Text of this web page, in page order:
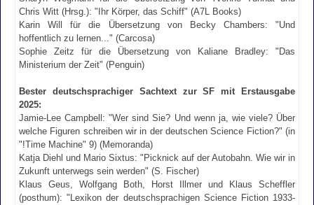
Chris Witt (Hrsg.): "Ihr Körper, das Schiff" (A7L Books)
Karin Will für die Übersetzung von Becky Chambers: "Und
hoffentlich zu lernen..." (Carcosa)
Sophie Zeitz für die Übersetzung von Kaliane Bradley: "Das
Ministerium der Zeit" (Penguin)
Bester deutschsprachiger Sachtext zur SF mit Erstausgabe
2025:
Jamie-Lee Campbell: "Wer sind Sie? Und wenn ja, wie viele? Über
welche Figuren schreiben wir in der deutschen Science Fiction?" (in
"!Time Machine" 9) (Memoranda)
Katja Diehl und Mario Sixtus: "Picknick auf der Autobahn. Wie wir in
Zukunft unterwegs sein werden" (S. Fischer)
Klaus Geus, Wolfgang Both, Horst Illmer und Klaus Scheffler
(posthum): "Lexikon der deutschsprachigen Science Fiction 1933-